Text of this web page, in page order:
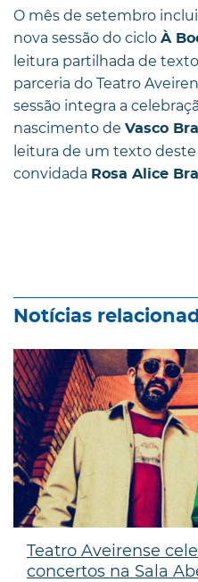
O mês de setembro
nova sessão do ciclo À
leitura partilhada de
parceria do Teatro
sessão integra a
nascimento de Vasco
leitura de um texto
convidada Rosa Alice
Notícias
Teatro Aveirense
concertos na Sala